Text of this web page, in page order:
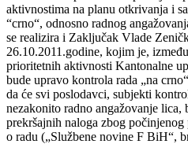
aktivnostima na planu otkrivanja i
“crno“, odnosno radnog
se realizira i Zaključak Vlade
26.10.2011.godine, kojim je,
prioritetnih aktivnosti Kantonalne
bude upravo kontrola rada „na
da će svi poslodavci, subjekti
nezakonito radno angažovanje
prekršajnih naloga zbog
o radu („Službene novine F BiH“,